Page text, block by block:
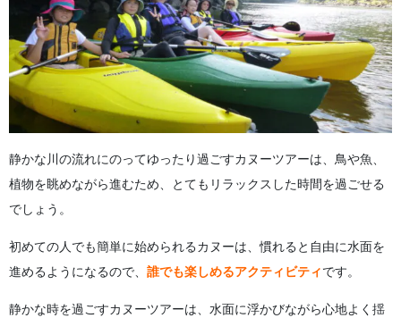
静かな川の流れにのってゆったり過ごすカヌーツアーは、鳥や魚、
植物を眺めながら進むため、とてもリラックスした時間を過ごせる
でしょう。
初めての人でも簡単に始められるカヌーは、慣れると自由に水面を
進めるようになるので、 誰でも楽しめるアクティビティです。
静かな時を過ごすカヌーツアーは、水面に浮かびながら心地よく揺